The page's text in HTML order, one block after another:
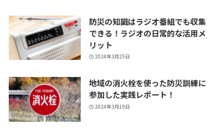
防災の知識はラジオ番組でも収集
できる！ラジオの日常的な活用メ
リット
2024年3月25日
地域の消火栓を使った防災訓練に
参加した実践レポート！
2024年3月19日